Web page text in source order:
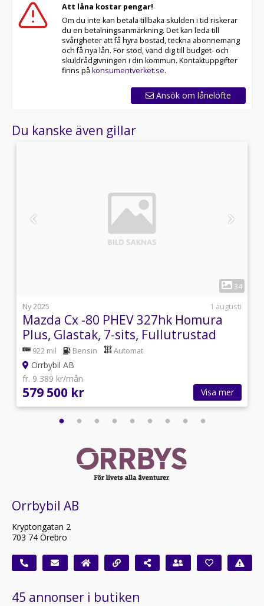
Att låna kostar pengar!
Om du inte kan betala tillbaka skulden i tid riskerar
du en betalningsanmärkning. Det kan leda till
svårigheter att få hyra bostad, teckna abonnemang
och få nya lån. För stöd, vänd dig till budget- och
skuldrådgivningen i din kommun. Kontaktuppgifter
finns på konsumentverket.se.
Ansök om lånelöfte
Du kanske även gillar
34
Ny 2025
1 augusti
Mazda Cx -80 PHEV 327hk Homura
Plus, Glastak, 7-sits, Fullutrustad
922 mil Bensin Automat
Orrbybil AB
fr. 9 389 kr/mån
579 500 kr Visa mer
Orrbybil AB
Kryptongatan 2
703 74 Örebro
45 annonser i butiken